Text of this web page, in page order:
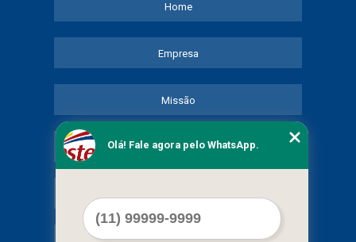
Home
Empresa
Missão
Serviços
Olá! Fale agora pelo WhatsApp.